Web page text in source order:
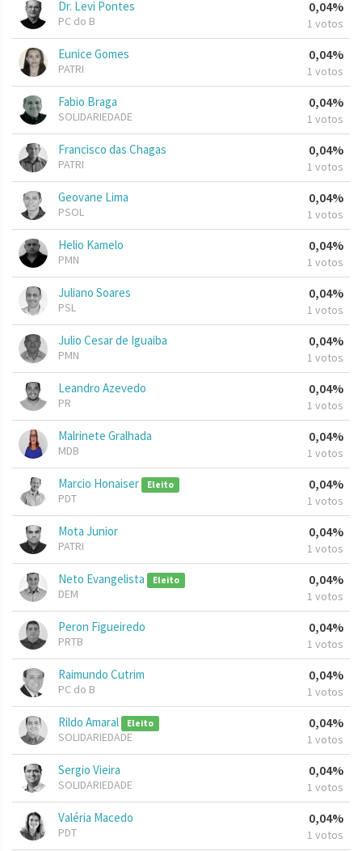
Dr. Levi Pontes
PC do B
0,04%
1 votos
Eunice Gomes
PATRI
0,04%
1 votos
Fabio Braga
SOLIDARIEDADE
0,04%
1 votos
Francisco das Chagas
PATRI
0,04%
1 votos
Geovane Lima
PSOL
0,04%
1 votos
Helio Kamelo
PMN
0,04%
1 votos
Juliano Soares
PSL
0,04%
1 votos
Julio Cesar de Iguaiba
PMN
0,04%
1 votos
Leandro Azevedo
PR
0,04%
1 votos
Malrinete Gralhada
MDB
0,04%
1 votos
Marcio Honaiser Eleito
PDT
0,04%
1 votos
Mota Junior
PATRI
0,04%
1 votos
Neto Evangelista Eleito
DEM
0,04%
1 votos
Peron Figueiredo
PRTB
0,04%
1 votos
Raimundo Cutrim
PC do B
0,04%
1 votos
Rildo Amaral Eleito
SOLIDARIEDADE
0,04%
1 votos
Sergio Vieira
SOLIDARIEDADE
0,04%
1 votos
Valéria Macedo
PDT
0,04%
1 votos